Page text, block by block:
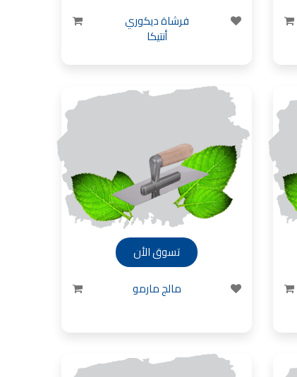
فرشاة ديكوري
أنتيكا
تسوق الأن
مالج مارمو